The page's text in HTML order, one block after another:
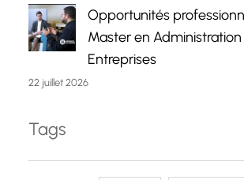
Opportunités
Master en
Entreprises
22 juillet 2026
Tags